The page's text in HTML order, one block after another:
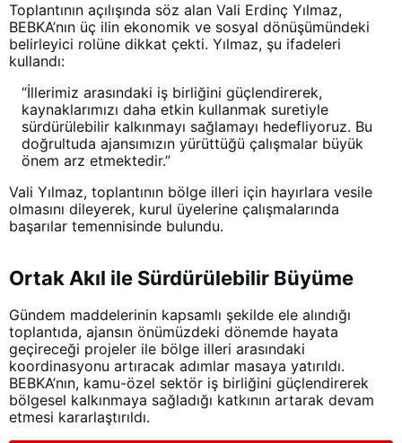
Toplantının açılışında söz alan Vali Erdinç Yılmaz,
BEBKA’nın üç ilin ekonomik ve sosyal dönüşümündeki
belirleyici rolüne dikkat çekti. Yılmaz, şu ifadeleri
kullandı:
“İllerimiz arasındaki iş birliğini güçlendirerek,
kaynaklarımızı daha etkin kullanmak suretiyle
sürdürülebilir kalkınmayı sağlamayı hedefliyoruz. Bu
doğrultuda ajansımızın yürüttüğü çalışmalar büyük
önem arz etmektedir.”
Vali Yılmaz, toplantının bölge illeri için hayırlara vesile
olmasını dileyerek, kurul üyelerine çalışmalarında
başarılar temennisinde bulundu.
Ortak Akıl ile Sürdürülebilir Büyüme
Gündem maddelerinin kapsamlı şekilde ele alındığı
toplantıda, ajansın önümüzdeki dönemde hayata
geçireceği projeler ile bölge illeri arasındaki
koordinasyonu artıracak adımlar masaya yatırıldı.
BEBKA’nın, kamu-özel sektör iş birliğini güçlendirerek
bölgesel kalkınmaya sağladığı katkının artarak devam
etmesi kararlaştırıldı.